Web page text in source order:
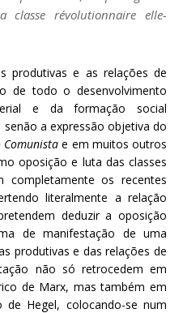
classe révolutionnaire elle­-
produtivas e as relações de
de todo o desenvolvimento
e da formação social
a expressão objetiva do
e em muitos outros
oposição e luta das classes
completamente os recentes
literalmente a relação
deduzir a oposição
de manifestação de uma
produtivas e das relações de
não só retrocedem em
de Marx, mas também em
Hegel, colocando-se num